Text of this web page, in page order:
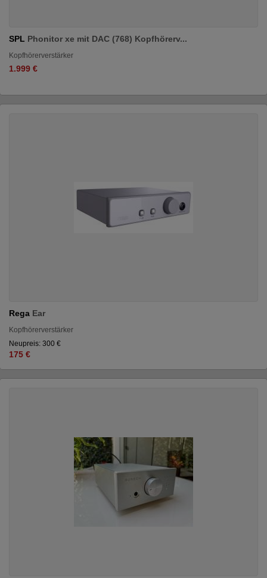
SPL Phonitor xe mit DAC (768) Kopfhörerv...
Kopfhörerverstärker
1.999 €
Rega Ear
Kopfhörerverstärker
Neupreis: 300 €
175 €